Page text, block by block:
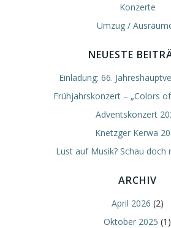
Konzerte
Umzug /
NEUESTE
Einladung: 66.
Frühjahrskonzert – „Colors
Adventskonzert
Knetzger Kerwa
Lust auf Musik? Schau doch
ARCHIV
April 2026 (2)
Oktober 2025 (1)